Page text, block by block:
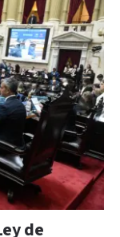
de